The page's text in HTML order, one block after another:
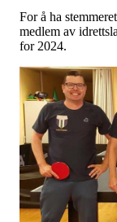
For å ha
medlem av
for 2024.